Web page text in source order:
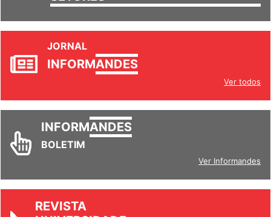
JORNAL
INFORMANDES
Ver todos
INFORMANDES
BOLETIM
Ver Informandes
REVISTA